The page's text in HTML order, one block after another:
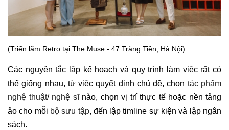
(Triển lãm Retro tại The Muse - 47 Tràng Tiền, Hà Nội)
Các nguyên tắc lập kế hoạch và quy trình làm việc rất có
thể giống nhau, từ việc quyết định chủ đề, chọn tác phẩm
nghệ thuật/ nghệ sĩnào, chọn vị trí thực tế hoặc nền tảng
ảo cho mỗi bộ sưu tập, đến lập timline sự kiện và lập ngân
sách.